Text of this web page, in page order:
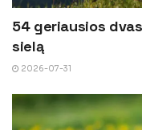
54 geriausios
sielą
2026-07-31